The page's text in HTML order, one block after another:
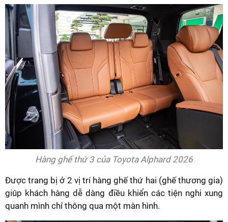
Hàng ghế thứ 3 của Toyota Alphard 2026
Được trang bị ở 2 vị trí hàng ghế thứ hai (ghế thương gia)
giúp khách hàng dễ dàng điều khiển các tiện nghi xung
quanh mình chỉ thông qua một màn hình.